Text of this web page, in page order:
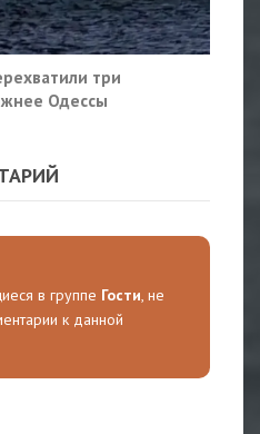
три
Одессы
в группе Гости, не
к данной